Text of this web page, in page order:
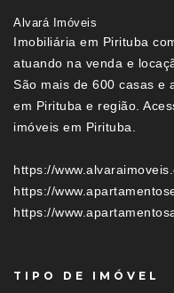
Alvará Imóveis
Imobiliária em Pirituba
atuando na venda e
São mais de 600 casas e
em Pirituba e região.
imóveis em Pirituba.
https://
https://
https://
TIPO DE IMÓVEL